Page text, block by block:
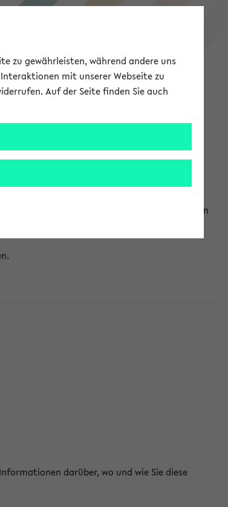
eKVV
einzubinden. Auf diese Weise können Sie einen
darüber, wo und wie Sie diese
zu gewährleisten, während andere uns
mit unserer Webseite zu
Auf der Seite finden Sie auch